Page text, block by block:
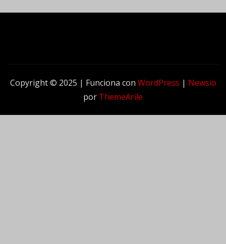
Copyright © 2025 | Funciona con WordPress | Newsio
por ThemeArile